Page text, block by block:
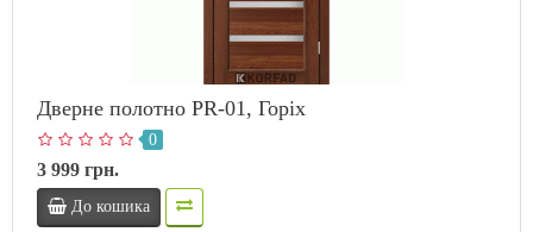
Дверне полотно PR-01, Горіх
0
3 999 грн.
До кошика